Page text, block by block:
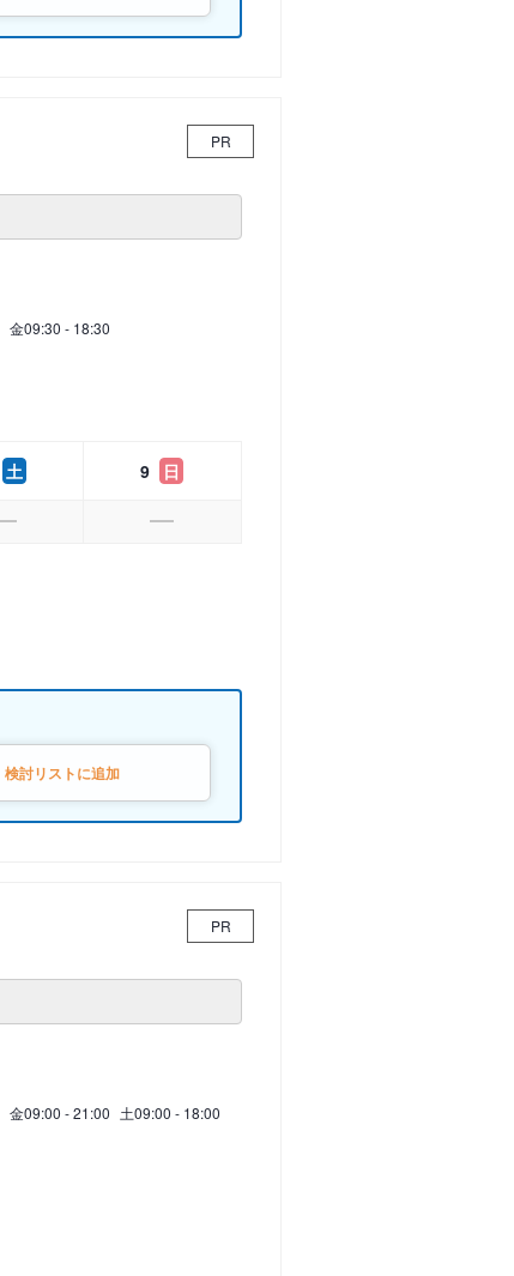
PR
金09:30 - 18:30
土 9 日
検討リストに追加
PR
金09:00 - 21:00 土09:00 - 18:00